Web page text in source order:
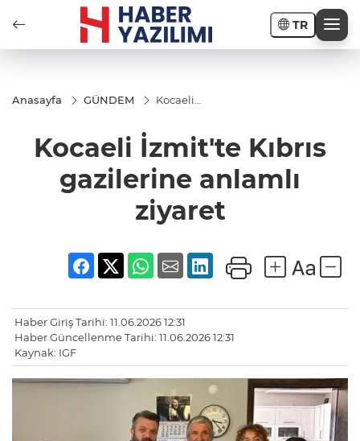
TR
Anasayfa GÜNDEM
Kocaeli
gazilerine
anlamlı
Kocaeli İzmit'te Kıbrıs
gazilerine anlamlı
ziyaret
Haber Giriş Tarihi: 11.06.2026 12:31
Haber Güncellenme Tarihi: 11.06.2026 12:31
Kaynak: IGF